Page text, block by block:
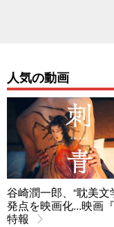
人気の動画
谷崎潤一郎、“耽美文
発点を映画化...映画『
特報